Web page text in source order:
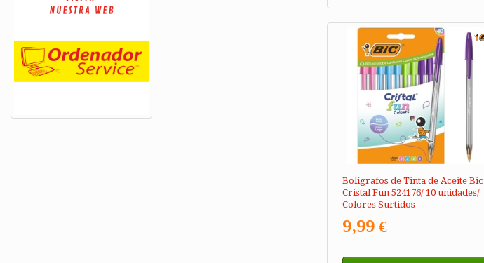
Bolígrafos de Tinta de Aceite Bic
Cristal Fun 524176/ 10 unidades/
Colores Surtidos
9,99 €